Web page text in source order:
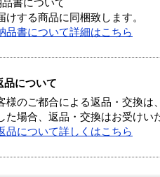
書について
けする商品に同梱致します。
品書について詳細はこちら
品について
様のご都合による返品・交換は
た場合、返品・交換はお受けい
品について詳しくはこちら